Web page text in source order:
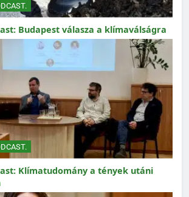
Budapest válasza a klímaválságra
Klímatudomány a tények utáni